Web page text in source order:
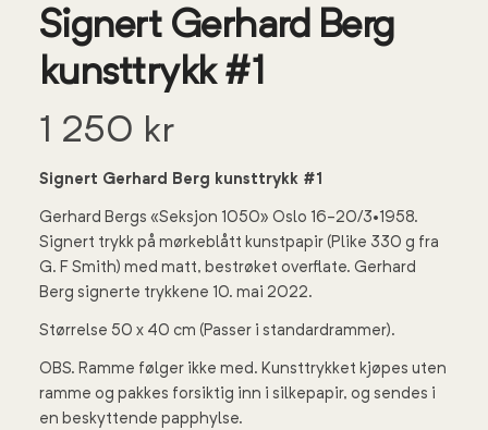
Signert Gerhard Berg
kunsttrykk #1
1 250 kr
Signert Gerhard Berg kunsttrykk #1
Gerhard Bergs «Seksjon 1050» Oslo 16-20/3•1958.
Signert trykk på mørkeblått kunstpapir (Plike 330 g fra
G. F Smith) med matt, bestrøket overflate. Gerhard
Berg signerte trykkene 10. mai 2022.
Størrelse 50 x 40 cm (Passer i standardrammer).
OBS. Ramme følger ikke med. Kunsttrykket kjøpes uten
ramme og pakkes forsiktig inn i silkepapir, og sendes i
en beskyttende papphylse.